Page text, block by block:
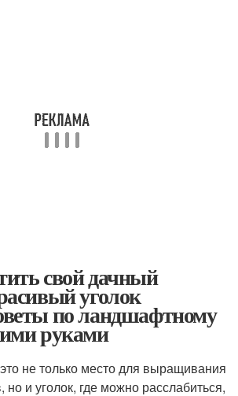
свой дачный
уголок
по ландшафтному
руками
не только место для выращивания
и уголок, где можно расслабиться,